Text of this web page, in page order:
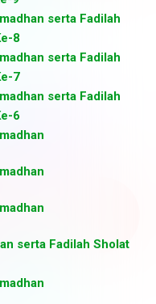
serta Fadilah
8
serta Fadilah
7
serta Fadilah
6
serta Fadilah Sholat